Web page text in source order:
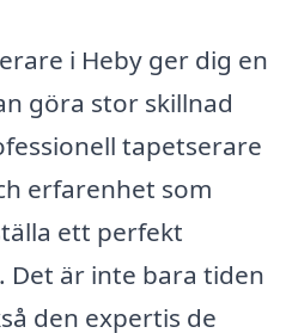
i Heby ger dig en
göra stor skillnad
tapetserare
erfarenhet som
ett perfekt
Det är inte bara tiden
den expertis de